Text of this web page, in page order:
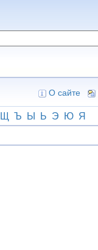
О сайте
Щ Ъ Ы Ь Э Ю Я